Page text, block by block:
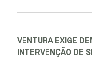
VENTURA EXIGE
INTERVENÇÃO DE